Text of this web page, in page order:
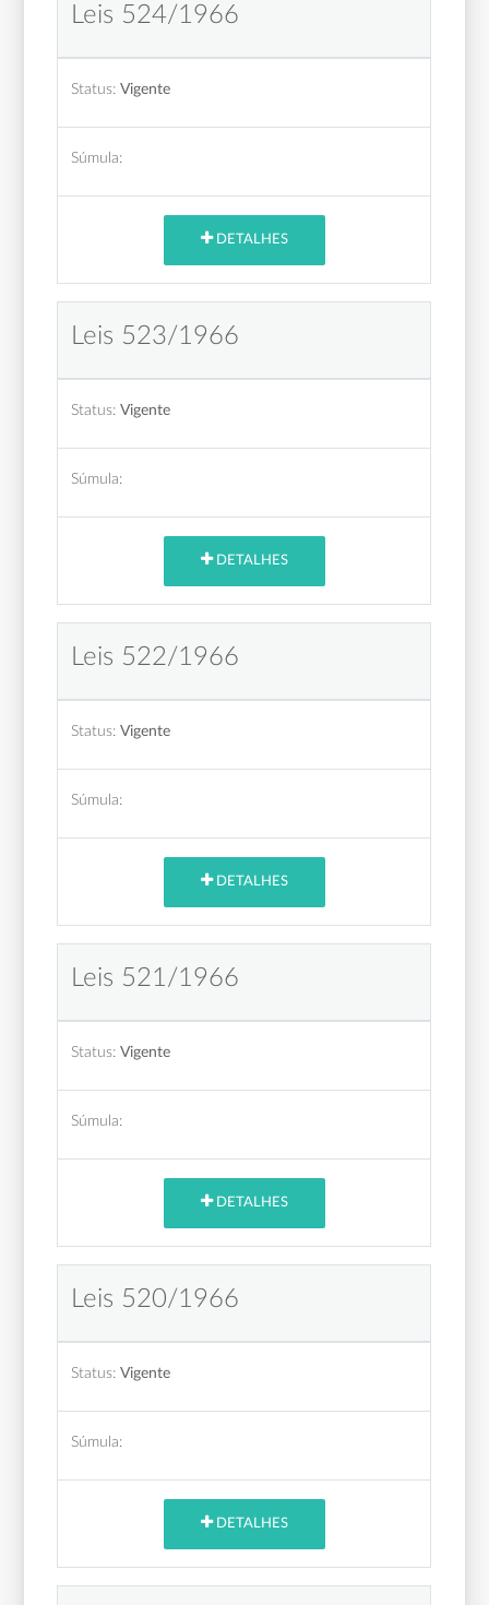
Leis 524/1966
Status: Vigente
Súmula:
DETALHES
Leis 523/1966
Status: Vigente
Súmula:
DETALHES
Leis 522/1966
Status: Vigente
Súmula:
DETALHES
Leis 521/1966
Status: Vigente
Súmula:
DETALHES
Leis 520/1966
Status: Vigente
Súmula:
DETALHES